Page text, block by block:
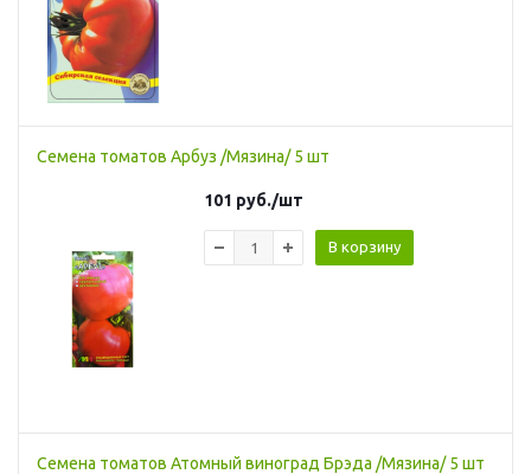
Семена томатов Арбуз /Мязина/ 5 шт
101 руб./шт
В корзину
Семена томатов Атомный виноград Брэда /Мязина/ 5 шт